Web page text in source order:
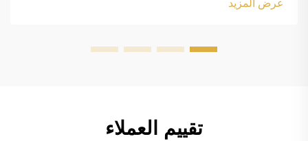
w...
عرض المزيد
تقييم العملاء